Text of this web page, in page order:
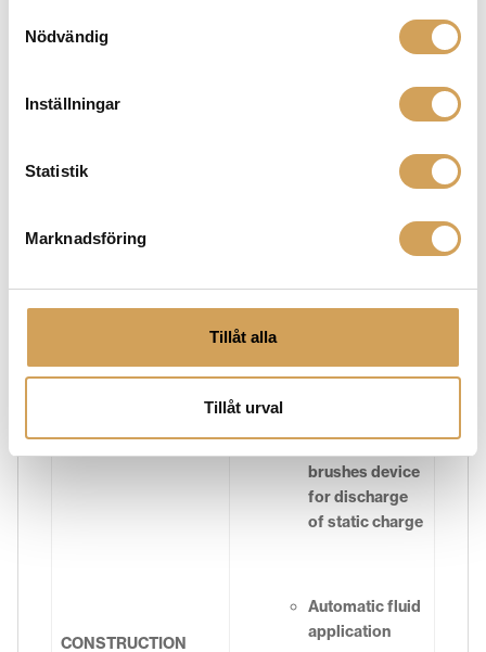
Nödvändig
Inställningar
Statistik
Marknadsföring
Tillåt alla
Tillåt urval
CONSTRUCTION
Vacuum engine
with overheat
brushes device
for discharge
of static charge
Automatic fluid
application